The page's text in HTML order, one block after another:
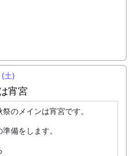
生研究センター 門上保雄
へお願いします。
課（担当：XX）
XX-XXXX
XX-XXXX
(土)
宵宮
のメインは宵宮です。
備をします。